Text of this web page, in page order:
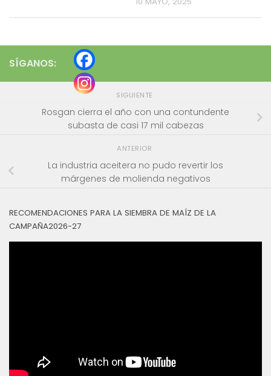
SÍGANOS:
SIGUIENTE
Rosgan cierra el año con una contundente
subasta de casi 17 mil cabezas
ANTERIOR
La industria aceitera no pudo revertir los
márgenes de molienda negativos
RECOMENDACIONES PARA LA SIEMBRA DE MAÍZ DE LA
CAMPAÑA2026-27